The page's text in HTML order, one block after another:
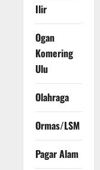
Ilir
Ogan
Komering
Ulu
Olahraga
Ormas/LSM
Pagar Alam